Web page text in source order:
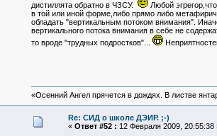
дистиллята обратно в ЧЗСУ.
Любой
в той или иной форме,либо прямо либо
обладать "вертикальным потоком внимания".
вертикального потока внимания в себе не
то вроде "трудных подростков"...
«Осенний Ангел прячется в дождях. В листве
Re: СИД о школе ДЭИР. ;-)
« Ответ #52 : 12 Февраля 2009, 20:55:38